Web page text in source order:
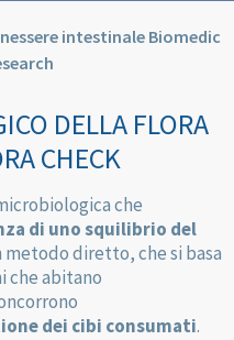
DELLA FLORA
CHECK
che
di uno squilibrio del
metodo diretto, che si basa
che abitano
dei cibi consumati.